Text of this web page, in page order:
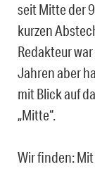
seit Mitte der
kurzen
Redakteur
Jahren aber
mit Blick auf
„Mitte“.
Wir finden: